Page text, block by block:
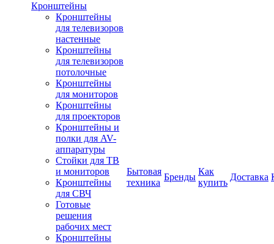
Кронштейны
Кронштейны
для телевизоров
настенные
Кронштейны
для телевизоров
потолочные
Кронштейны
для мониторов
Кронштейны
для проекторов
Кронштейны и
полки для AV-
аппаратуры
Стойки для ТВ
и мониторов
Кронштейны
для СВЧ
Готовые
решения
рабочих мест
Кронштейны
Бытовая
техника
Бренды
Как
купить
Доставка